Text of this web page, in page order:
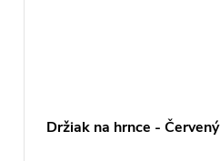
Držiak na hrnce - Červený